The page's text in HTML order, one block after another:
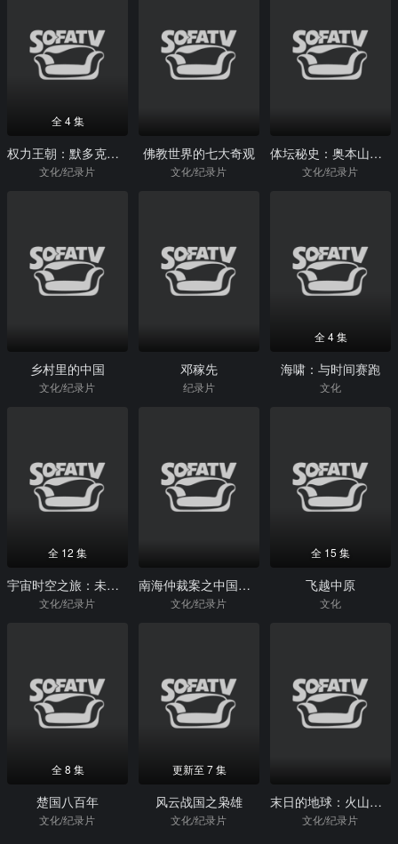
全 4 集
权力王朝：默多克家族
文化/纪录片
佛教世界的七大奇观
文化/纪录片
体坛秘史：奥本山宫殿斗殴
文化/纪录片
乡村里的中国
文化/纪录片
邓稼先
纪录片
全 4 集
海啸：与时间赛跑
文化
全 12 集
宇宙时空之旅：未知世界
文化/纪录片
南海仲裁案之中国态度
文化/纪录片
全 15 集
飞越中原
文化
全 8 集
楚国八百年
文化/纪录片
更新至 7 集
风云战国之枭雄
文化/纪录片
末日的地球：火山爆发
文化/纪录片